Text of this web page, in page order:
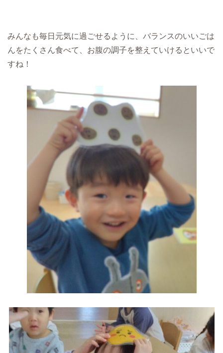
みんなも毎日元気に過ごせるように、バランスのいいごは
んをたくさん食べて、お腹の調子を整えていけるといいで
すね！